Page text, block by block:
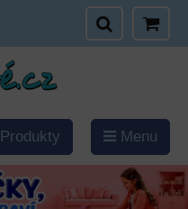
Produkty Menu